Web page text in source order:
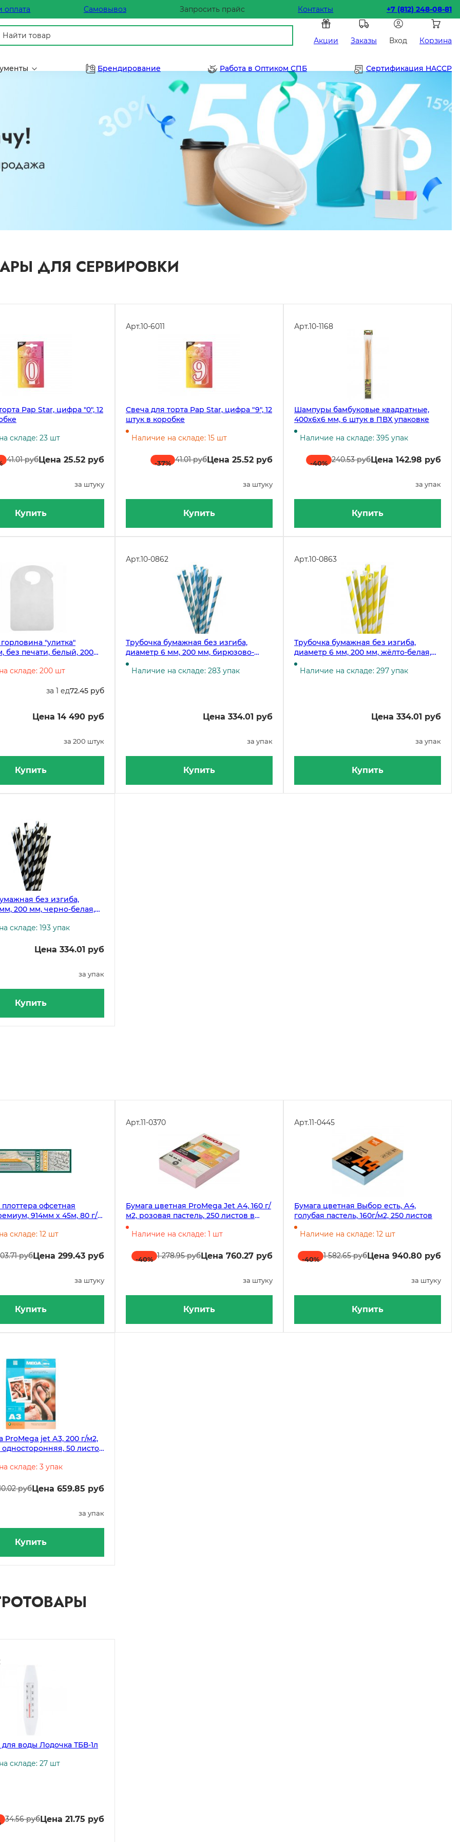
оплата Самовывоз Запросить прайс Контакты +7 (812) 248-08-81
Акции Заказы Вход Корзина
Брендирование Работа в Оптиком СПБ Сертификация HACCP
ДЛЯ СЕРВИРОВКИ
Pap Star, цифра "0", 12
складе: 23 шт
41.01 рубЦена 25.52 руб
за штуку
Купить
Арт.10-6011
Свеча для торта Pap Star, цифра "9", 12
штук в коробке
Наличие на складе: 15 шт
-37% 41.01 рубЦена 25.52 руб
за штуку
Купить
Арт.10-1168
Шампуры бамбуковые квадратные,
400x6x6 мм, 6 штук в ПВХ упаковке
Наличие на складе: 395 упак
-40% 240.53 рубЦена 142.98 руб
за упак
Купить
"улитка"
без печати, белый, 200
складе: 200 шт
за 1 ед72.45 руб
Цена 14 490 руб
за 200 штук
Купить
Арт.10-0862
Трубочка бумажная без изгиба,
диаметр 6 мм, 200 мм, бирюзово-
белая, 180 штук
Наличие на складе: 283 упак
Цена 334.01 руб
за упак
Купить
Арт.10-0863
Трубочка бумажная без изгиба,
диаметр 6 мм, 200 мм, жёлто-белая,
180 штук
Наличие на складе: 297 упак
Цена 334.01 руб
за упак
Купить
без изгиба,
200 мм, черно-белая,
складе: 193 упак
Цена 334.01 руб
за упак
Купить
офсетная
914мм х 45м, 80 г/
50,8 мм, 4 штуки в
складе: 12 шт
рубЦена 299.43 руб
за штуку
Купить
Арт.11-0370
Бумага цветная ProMega Jet А4, 160 г/
м2, розовая пастель, 250 листов в
пачке
Наличие на складе: 1 шт
-40% 1 278.95 рубЦена 760.27 руб
за штуку
Купить
Арт.11-0445
Бумага цветная Выбор есть, А4,
голубая пастель, 160г/м2, 250 листов
Наличие на складе: 12 шт
-40% 1 582.65 рубЦена 940.80 руб
за штуку
Купить
ProMega jet А3, 200 г/м2,
односторонняя, 50 листов
складе: 3 упак
рубЦена 659.85 руб
за упак
Купить
воды Лодочка ТБВ-1л
складе: 27 шт
34.56 рубЦена 21.75 руб